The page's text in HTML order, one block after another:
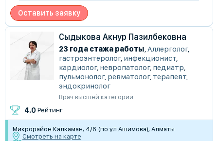
Оставить заявку
Сыдыкова Акнур Пазилбековна
23 года стажа работы,Аллерголог,
гастроэнтеролог, инфекционист,
кардиолог, невропатолог, педиатр,
пульмонолог, ревматолог, терапевт,
эндокринолог
Врач высшей категории
4.0 Рейтинг
Микрорайон Калкаман, 4/6 (по ул.Ашимова), Алматы
Смотреть на карте